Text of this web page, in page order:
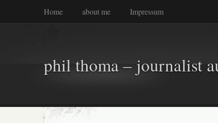
Home about me Impressum
phil thoma – journalist